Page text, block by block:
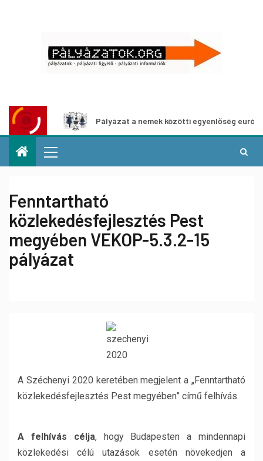
Pályázat a nemek közötti egyenlőség európai
Fenntartható
közlekedésfejlesztés Pest
megyében VEKOP-5.3.2-15
pályázat
A Széchenyi 2020 keretében megjelent a „Fenntartható
közlekedésfejlesztés Pest megyében” című felhívás.
A felhívás célja, hogy Budapesten a mindennapi
közlekedési célú utazások esetén növekedjen a